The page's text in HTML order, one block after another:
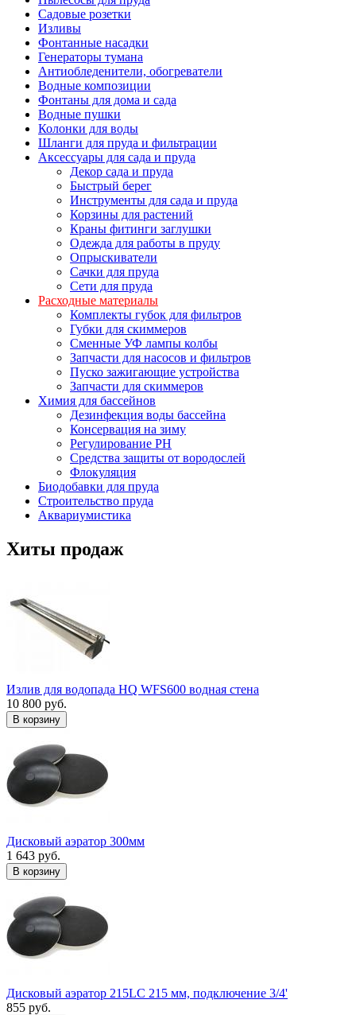
Садовые розетки
Изливы
Фонтанные насадки
Генераторы тумана
Антиобледенители, обогреватели
Водные композиции
Фонтаны для дома и сада
Водные пушки
Колонки для воды
Шланги для пруда и фильтрации
Аксессуары для сада и пруда
Декор сада и пруда
Быстрый берег
Инструменты для сада и пруда
Корзины для растений
Краны фитинги заглушки
Одежда для работы в пруду
Опрыскиватели
Сачки для пруда
Сети для пруда
Расходные материалы
Комплекты губок для фильтров
Губки для скиммеров
Сменные УФ лампы колбы
Запчасти для насосов и фильтров
Пуско зажигающие устройства
Запчасти для скиммеров
Химия для бассейнов
Дезинфекция воды бассейна
Консервация на зиму
Регулирование PH
Средства защиты от вородослей
Флокуляция
Биодобавки для пруда
Строительство пруда
Аквариумистика
Хиты продаж
Излив для водопада HQ WFS600 водная стена
10 800 руб.
В корзину
Дисковый аэратор 300мм
1 643 руб.
В корзину
Дисковый аэратор 215LC 215 мм, подключение 3/4'
855 руб.